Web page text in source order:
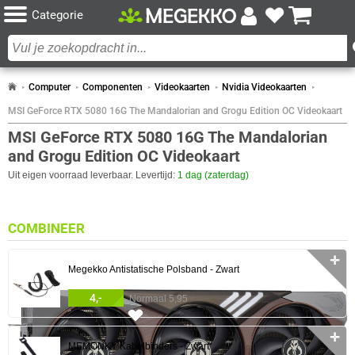
Categorie
Computer Componenten Videokaarten Nvidia Videokaarten
MSI GeForce RTX 5080 16G The Mandalorian and Grogu Edition OC Videokaart
MSI GeForce RTX 5080 16G The Mandalorian
and Grogu Edition OC Videokaart
Uit eigen voorraad leverbaar. Levertijd: 1 dag (zaterdag)
28x
COMBINEER
Megekko Antistatische Polsband - Zwart
4,- Normaal 5,95
✛
MEMONKY Kabelbinders - Zwart
✛